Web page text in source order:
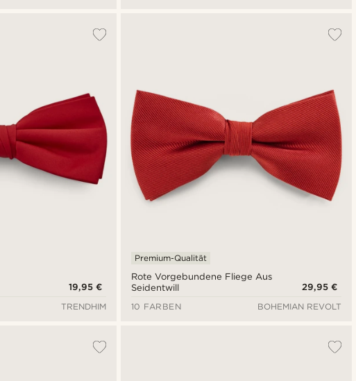
19,95 €
TRENDHIM
Rote Vorgebundene Fliege Aus
Seidentwill
Premium-Qualität
29,95 €
10 FARBEN
BOHEMIAN REVOLT